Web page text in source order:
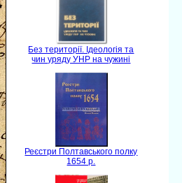
Без території. Ідеологія та
чин уряду УНР на чужині
Реєстри Полтавського полку
1654 р.